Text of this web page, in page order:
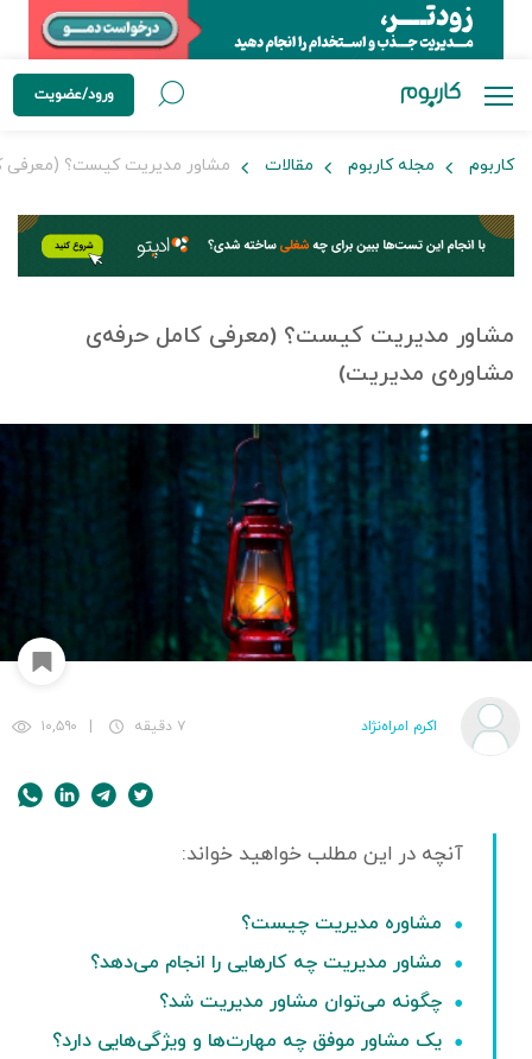
ورود/عضویت
کاربوم مجله کاربوم مقالات مشاور مدیریت کیست؟ (معرفی
مشاور مدیریت کیست؟ (معرفی کامل حرفه‌ی
مشاوره‌ی مدیریت)
اکرم امراه‌نژاد ۷ دقیقه ۱۰,۵۹۰
مشاوره مدیریت چیست؟
مشاور مدیریت چه کارهایی را انجام می‌دهد؟
چگونه می‌توان مشاور مدیریت شد؟
یک مشاور موفق چه مهارت‌ها و ویژگی‌هایی دارد؟